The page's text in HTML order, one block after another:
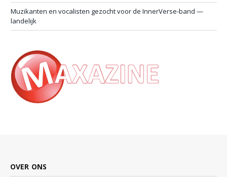
Muzikanten en vocalisten gezocht voor de InnerVerse-band —
landelijk
OVER ONS